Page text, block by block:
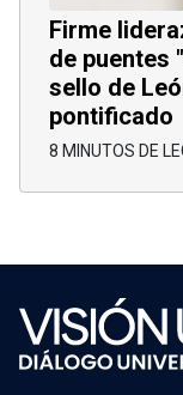
Firme
de puentes
sello de
pontificado
8 MINUTOS DE